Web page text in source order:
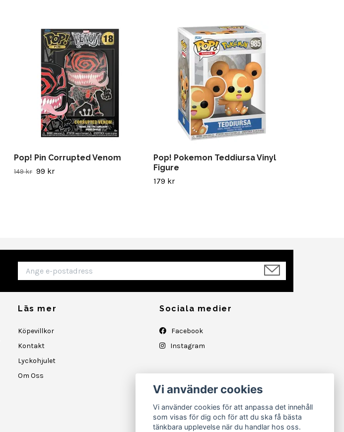
Pop! Pin Corrupted Venom
149 kr 99 kr
Pop! Pokemon Teddiursa Vinyl
Figure
179 kr
Läs mer
Köpevillkor
Kontakt
Lyckohjulet
Om Oss
Sociala medier
Facebook
Instagram
Vi använder cookies
Vi använder cookies för att anpassa det innehåll
som visas för dig och för att du ska få bästa
tänkbara upplevelse när du handlar hos oss.